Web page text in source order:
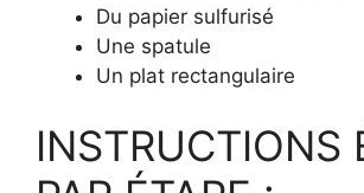
Du papier sulfurisé
Une spatule
Un plat rectangulaire
INSTRUCTIONS